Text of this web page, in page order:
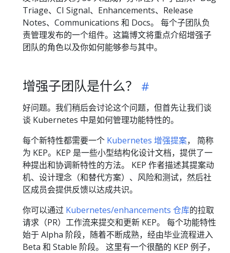
Triage、CI Signal、Enhancements、Release
Notes、Communications 和 Docs。 每个子团队负
责管理发布的一个组件。这篇博文将重点介绍增强子
团队的角色以及你如何能够参与其中。
增强子团队是什么？
好问题。我们稍后会讨论这个问题，但首先让我们谈
谈 Kubernetes 中是如何管理功能特性的。
每个新特性都需要一个 Kubernetes 增强提案， 简称
为 KEP。KEP 是一些小型结构化设计文档，提供了一
种提出和协调新特性的方法。 KEP 作者描述其提案动
机、设计理念（和替代方案）、风险和测试，然后社
区成员会提供反馈以达成共识。
你可以通过 Kubernetes/enhancements 仓库的拉取
请求（PR）工作流来提交和更新 KEP。 每个功能特性
始于 Alpha 阶段，随着不断成熟，经由毕业流程进入
Beta 和 Stable 阶段。 这里有一个很酷的 KEP 例子，